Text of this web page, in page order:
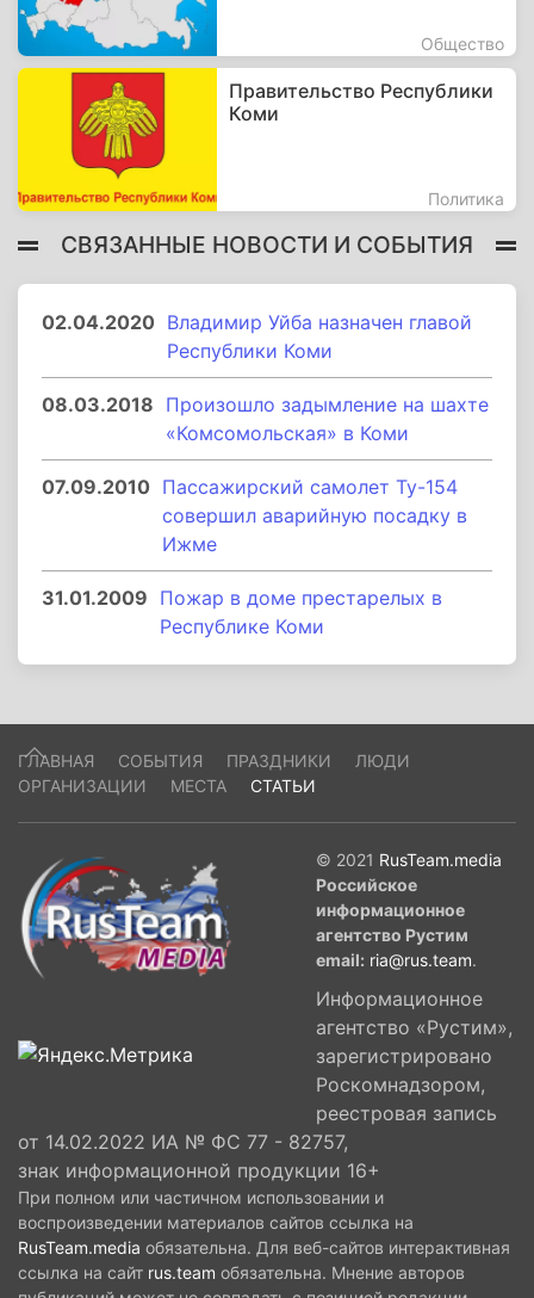
Общество
Правительство Республики
Коми
Политика
СВЯЗАННЫЕ НОВОСТИ И СОБЫТИЯ
02.04.2020 Владимир Уйба назначен главой
Республики Коми
08.03.2018 Произошло задымление на шахте
«Комсомольская» в Коми
07.09.2010 Пассажирский самолет Ту-154
совершил аварийную посадку в
Ижме
31.01.2009 Пожар в доме престарелых в
Республике Коми
ГЛАВНАЯ СОБЫТИЯ ПРАЗДНИКИ
ЛЮДИ
ОРГАНИЗАЦИИ
МЕСТА СТАТЬИ
© 2021 RusTeam.media
Российское
информационное
агентство Рустим
email: ria@rus.team.
Информационное
агентство «Рустим»,
зарегистрировано
Роскомнадзором,
реестровая запись
от 14.02.2022 ИА № ФС 77 - 82757,
знак информационной продукции 16+
При полном или частичном использовании и
воспроизведении материалов сайтов ссылка на
RusTeam.media обязательна. Для веб-сайтов интерактивная
ссылка на сайт rus.team обязательна. Мнение авторов